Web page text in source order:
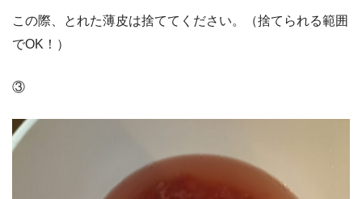
この際、とれた薄皮は捨ててください。（捨てられる範囲
でOK！）
③